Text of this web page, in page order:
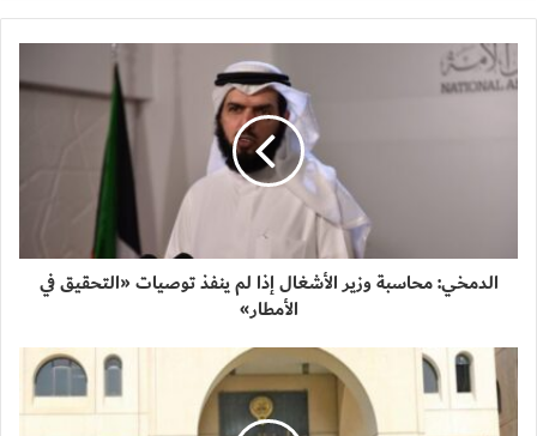
الدمخي: محاسبة وزير الأشغال إذا لم ينفذ توصيات «التحقيق في
الأمطار»